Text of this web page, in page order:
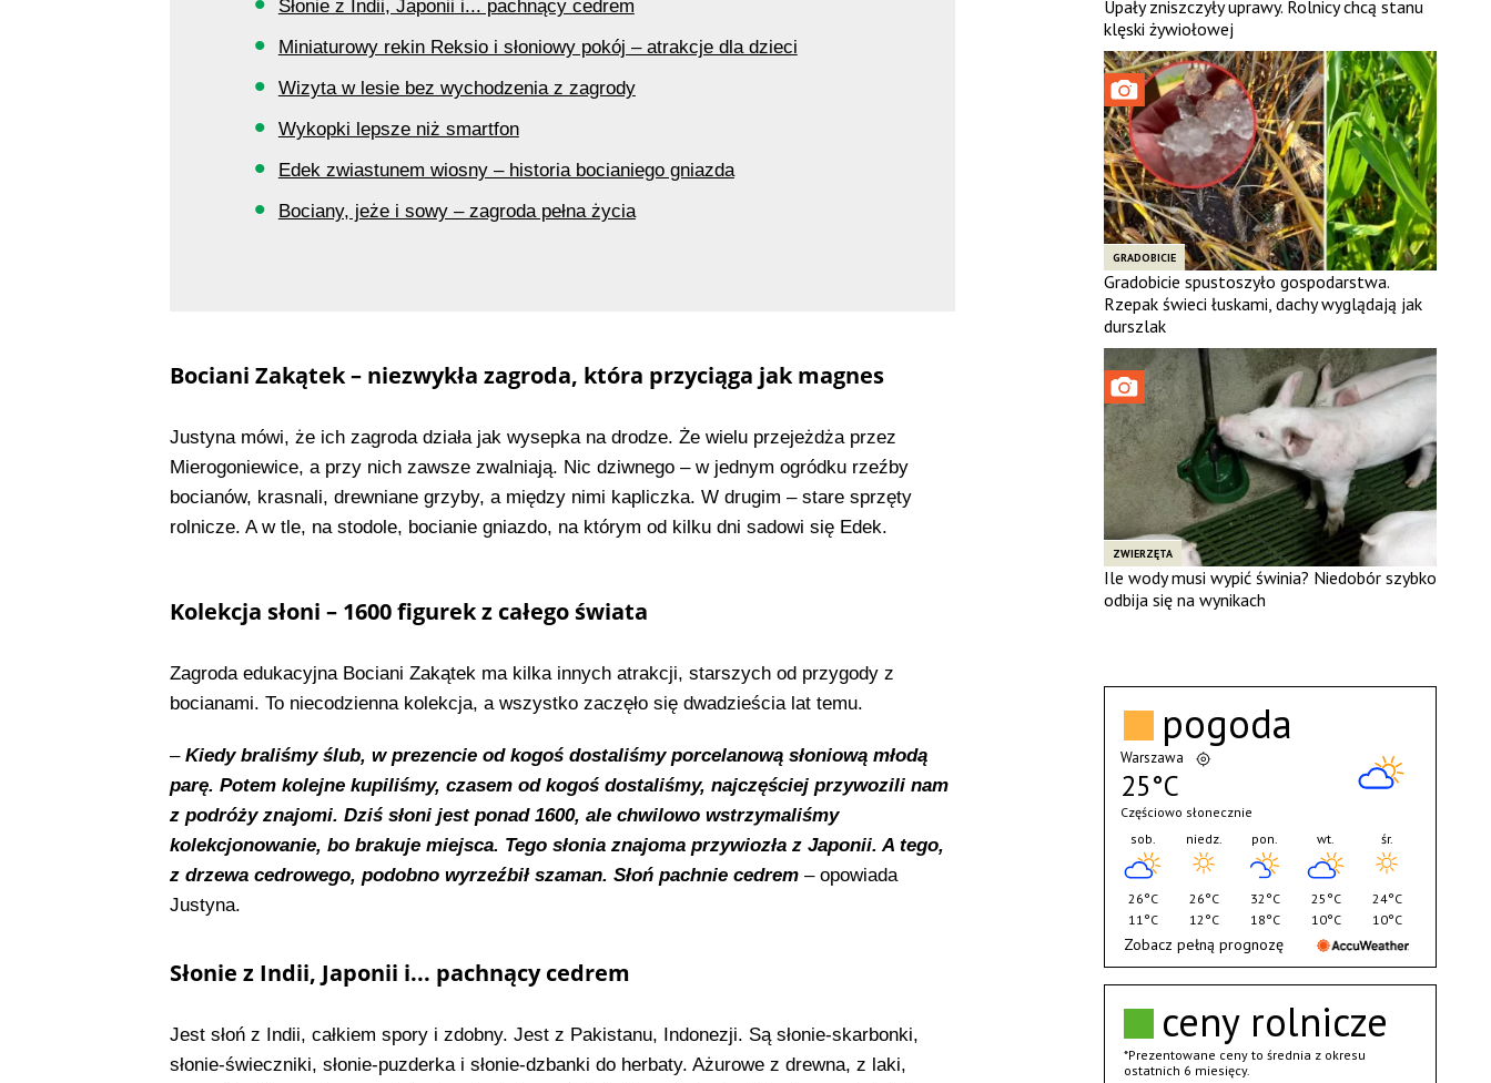
Słonie z Indii, Japonii i... pachnący cedrem
Miniaturowy rekin Reksio i słoniowy pokój – atrakcje dla dzieci
Wizyta w lesie bez wychodzenia z zagrody
Wykopki lepsze niż smartfon
Edek zwiastunem wiosny – historia bocianiego gniazda
Bociany, jeże i sowy – zagroda pełna życia
Bociani Zakątek – niezwykła zagroda, która przyciąga jak magnes
Justyna mówi, że ich zagroda działa jak wysepka na drodze. Że wielu przejeżdża przez
Mierogoniewice, a przy nich zawsze zwalniają. Nic dziwnego – w jednym ogródku rzeźby
bocianów, krasnali, drewniane grzyby, a między nimi kapliczka. W drugim – stare sprzęty
rolnicze. A w tle, na stodole, bocianie gniazdo, na którym od kilku dni sadowi się Edek.
Kolekcja słoni – 1600 figurek z całego świata
Zagroda edukacyjna Bociani Zakątek ma kilka innych atrakcji, starszych od przygody z
bocianami. To niecodzienna kolekcja, a wszystko zaczęło się dwadzieścia lat temu.
– Kiedy braliśmy ślub, w prezencie od kogoś dostaliśmy porcelanową słoniową młodą
parę. Potem kolejne kupiliśmy, czasem od kogoś dostaliśmy, najczęściej przywozili nam
z podróży znajomi. Dziś słoni jest ponad 1600, ale chwilowo wstrzymaliśmy
kolekcjonowanie, bo brakuje miejsca. Tego słonia znajoma przywiozła z Japonii. A tego,
z drzewa cedrowego, podobno wyrzeźbił szaman. Słoń pachnie cedrem– opowiada
Justyna.
Słonie z Indii, Japonii i... pachnący cedrem
Jest słoń z Indii, całkiem spory i zdobny. Jest z Pakistanu, Indonezji. Są słonie-skarbonki,
słonie-świeczniki, słonie-puzderka i słonie-dzbanki do herbaty. Ażurowe z drewna, z laki,
Upały zniszczyły uprawy. Rolnicy chcą stanu
klęski żywiołowej
GRADOBICIE
Gradobicie spustoszyło gospodarstwa.
Rzepak świeci łuskami, dachy wyglądają jak
durszlak
ZWIERZĘTA
Ile wody musi wypić świnia? Niedobór szybko
odbija się na wynikach
ceny rolnicze
*Prezentowane ceny to średnia z okresu
ostatnich 6 miesięcy.
pogoda
Warszawa
25°C
Częściowo słonecznie
sob.
26°C
11°C
niedz.
26°C
12°C
pon.
32°C
18°C
wt.
25°C
10°C
śr.
24°C
10°C
Zobacz pełną prognozę